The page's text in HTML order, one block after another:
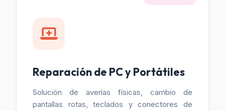
Reparación de PC y Portátiles
Solución de averías físicas, cambio de
pantallas rotas, teclados y conectores de